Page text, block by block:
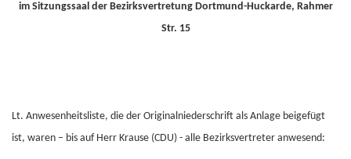
im Sitzungssaal der Bezirksvertretung Dortmund-Huckarde, Rahmer
Str. 15
Lt. Anwesenheitsliste, die der Originalniederschrift als Anlage beigefügt
ist, waren – bis auf Herr Krause (CDU) - alle Bezirksvertreter anwesend: